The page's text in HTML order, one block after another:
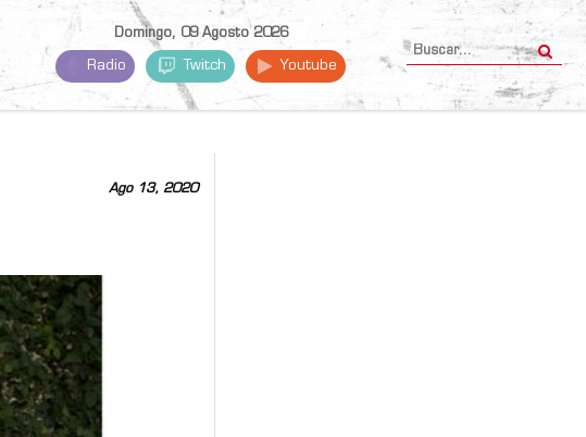
Domingo, 09 Agosto 2026
Radio Twitch Youtube
Ago 13, 2020